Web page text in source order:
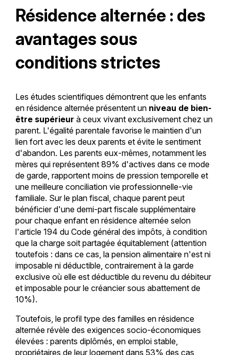
Résidence alternée : des
avantages sous
conditions strictes
Les études scientifiques démontrent que les enfants
en résidence alternée présentent un niveau de bien-
être supérieur à ceux vivant exclusivement chez un
parent. L'égalité parentale favorise le maintien d'un
lien fort avec les deux parents et évite le sentiment
d'abandon. Les parents eux-mêmes, notamment les
mères qui représentent 89% d'actives dans ce mode
de garde, rapportent moins de pression temporelle et
une meilleure conciliation vie professionnelle-vie
familiale. Sur le plan fiscal, chaque parent peut
bénéficier d'une demi-part fiscale supplémentaire
pour chaque enfant en résidence alternée selon
l'article 194 du Code général des impôts, à condition
que la charge soit partagée équitablement (attention
toutefois : dans ce cas, la pension alimentaire n'est ni
imposable ni déductible, contrairement à la garde
exclusive où elle est déductible du revenu du débiteur
et imposable pour le créancier sous abattement de
10%).
Toutefois, le profil type des familles en résidence
alternée révèle des exigences socio-économiques
élevées : parents diplômés, en emploi stable,
propriétaires de leur logement dans 53% des cas,